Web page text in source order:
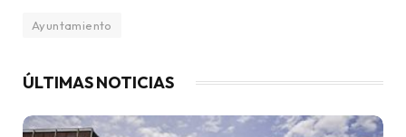
Ayuntamiento
ÚLTIMAS NOTICIAS